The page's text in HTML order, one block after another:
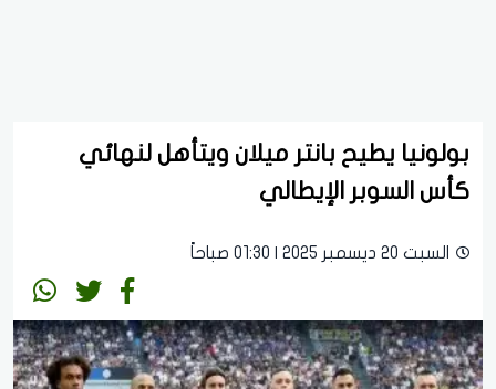
بولونيا يطيح بانتر ميلان ويتأهل لنهائي
كأس السوبر الإيطالي
السبت 20 ديسمبر 2025 | 01:30 صباحاً